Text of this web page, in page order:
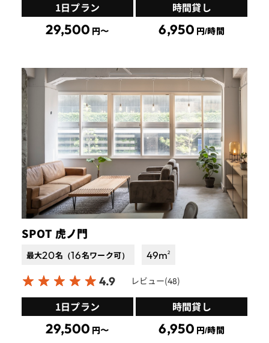
1日プラン
29,500 円〜
時間貸し
6,950 円/時間
SPOT 虎ノ門
最大20名（16名ワーク可） 49m2
4.9 レビュー(48)
1日プラン
29,500 円〜
時間貸し
6,950 円/時間